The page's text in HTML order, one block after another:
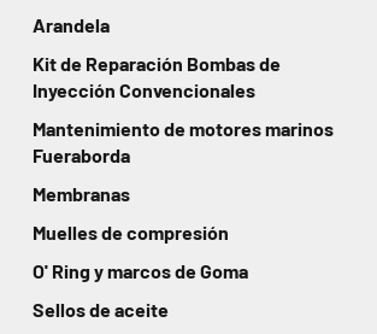
Arandela
Kit de Reparación Bombas de
Inyección Convencionales
Mantenimiento de motores marinos
Fueraborda
Membranas
Muelles de compresión
O' Ring y marcos de Goma
Sellos de aceite